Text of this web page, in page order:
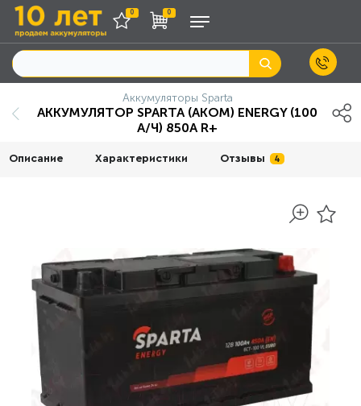
0 0
Аккумуляторы Sparta
АККУМУЛЯТОР SPARTA (АKOM) ENERGY (100
А/Ч) 850A R+
Описание Характеристики Отзывы 4